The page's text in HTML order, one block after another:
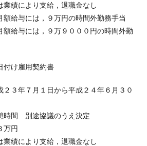
績により支給，退職金なし
給与には，９万円の時間外勤務手当
額給与には，９万９０００円の時間外勤
け雇用契約書
３年７月１日から平成２４年６月３０
時間 別途協議のうえ決定
万円
績により支給，退職金なし